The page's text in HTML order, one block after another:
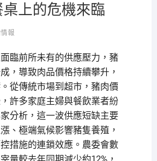
桌上的危機來臨
報
臨前所未有的供應壓力，豬
，導致肉品價格持續攀升，
從傳統市場到超市，豬肉價
許多家庭主婦與餐飲業者紛
分析，這一波供應短缺主要
、極端氣候影響豬隻養殖，
措施的連鎖效應。農委會數